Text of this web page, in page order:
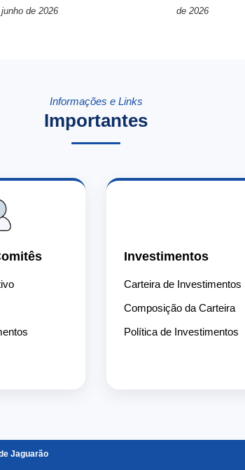
junho de 2026
de 2026
Informações e Links
Importantes
Investimentos
Carteira de Investimentos
Composição da Carteira
Política de Investimentos
Jaguarão